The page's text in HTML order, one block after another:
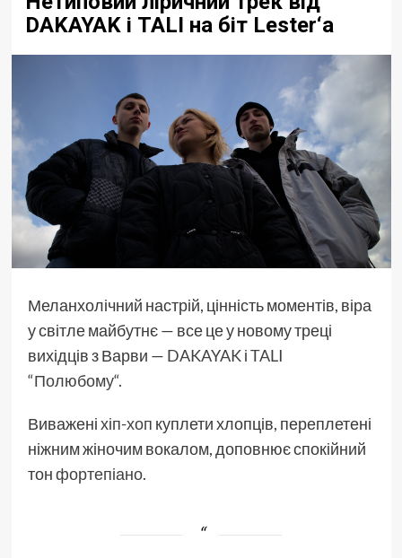
DAKAYAK і TALI на біт Lester‘а
Меланхолічний настрій, цінність моментів, віра
у світле майбутнє — все це у новому треці
вихідців з Варви — DAKAYAKіTALI
“Полюбому“.
Виваженіхіп-хоп куплети хлопців, переплетені
ніжним жіночим вокалом, доповнює спокійний
тонфортепіано.